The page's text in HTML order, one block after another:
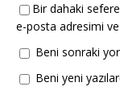
Bir dahaki sefere
e-posta adresimi
Beni sonraki
Beni yeni